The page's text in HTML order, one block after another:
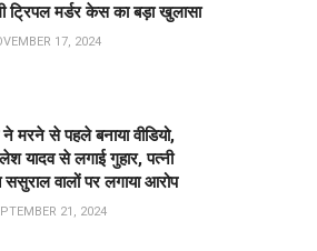
ट्रिपल मर्डर केस का बड़ा खुलासा
17, 2024
मरने से पहले बनाया वीडियो,
यादव से लगाई गुहार, पत्नी
ससुराल वालों पर लगाया आरोप
21, 2024